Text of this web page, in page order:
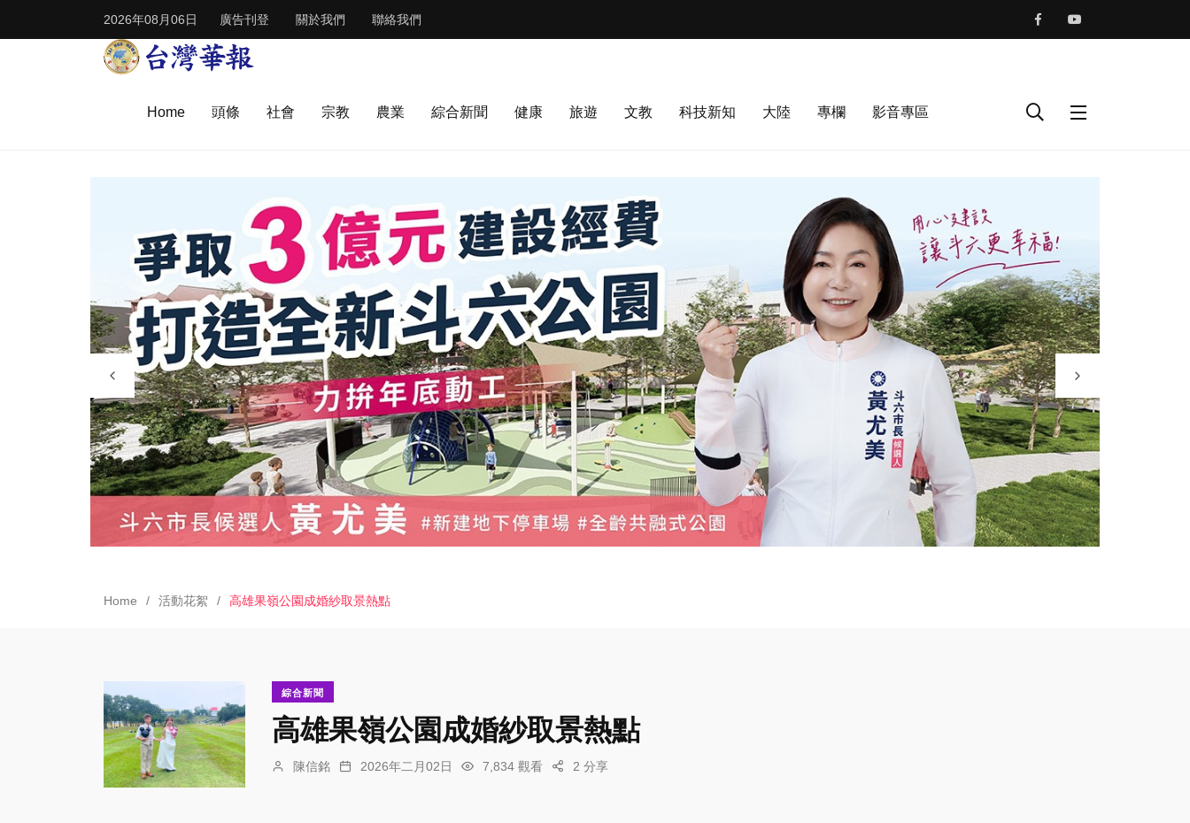
2026年08月06日 廣告刊登 關於我們 聯絡我們
Home 頭條 社會 宗教 農業 綜合新聞 健康 旅遊 文教 科技新知 大陸 專欄 影音專區
Home 活動花絮 高雄果嶺公園成婚紗取景熱點
綜合新聞
高雄果嶺公園成婚紗取景熱點
陳信銘 2026年二月02日 7,834 觀看 2 分享